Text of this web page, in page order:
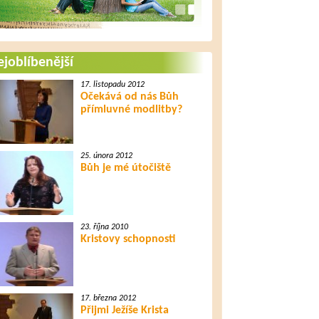
17. listopadu 2012
Očekává od nás Bůh
přímluvné modlitby?
25. února 2012
Bůh je mé útočiště
23. října 2010
Kristovy schopnosti
17. března 2012
Přijmi Ježíše Krista